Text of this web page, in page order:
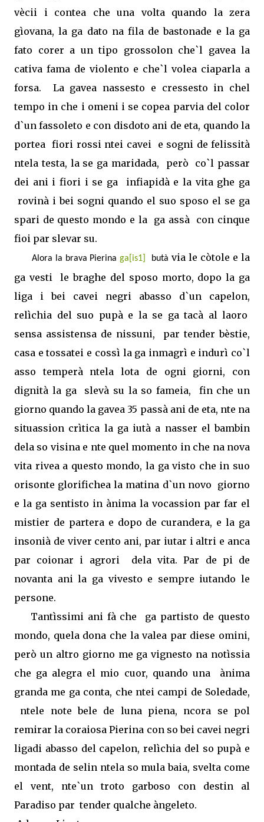
vècii i contea che una volta quando la zera
gìovana, la ga dato na fila de bastonade e la ga
fato corer a un tipo grossolon che`l gavea la
cativa fama de violento e che`l volea ciaparla a
forsa.
La gavea nassesto e cressesto in chel
tempo in che i omeni i se copea parvia del color
d`un fassoleto e con disdoto ani de eta, quando la
portea fiori rossi ntei cavei
e sogni de felissità
ntela testa, la se ga maridada,
però
co`l passar
dei ani i fiori i se ga
infiapidà e la vita ghe ga
rovinà i bei sogni quando el suo sposo el se ga
spari de questo mondo e la
ga assà
con cinque
fioi par slevar su.
Alora la brava Pierinaga [is1] butà via le còtole e la
ga vesti
le braghe del sposo morto, dopo la ga
liga i bei cavei negri abasso d`un capelon,
relìchia del suo pupà e la se ga tacà al laoro
sensa assistensa de nissuni,
par tender bèstie,
casa e tossatei e cossì la ga inmagrì e indurì co`l
asso temperà ntela lota de ogni giorni, con
dignità la ga
slevà su la so fameia,
fin che un
giorno quando la gavea 35 passà ani de eta, nte na
situassion crìtica la ga iutà a nasser el bambin
dela so visina e nte quel momento in che na nova
vita rivea a questo mondo, la ga visto che in suo
orisonte glorifichea la matina d`un novo giorno
e la ga sentisto in ànima la vocassion par far el
mistier de partera e dopo de curandera, e la ga
insonià de viver cento ani, par iutar i altri e anca
par coionar i agrori
dela vita. Par de pi de
novanta ani la ga vivesto e sempre iutando le
persone.
Tantìssimi ani fà che
ga partisto de questo
mondo, quela dona che la valea par diese omini,
però un altro giorno me ga vignesto na notìssia
che ga alegra el mio cuor, quando una
ànima
granda me ga conta, che ntei campi de Soledade,
ntele note bele de luna piena, ncora se pol
remirar la coraiosa Pierina con so bei cavei negri
ligadi abasso del capelon, relìchia del so pupà e
montada de selin ntela so mula baia, svelta come
el vent, nte`un troto garboso con destin al
Paradiso par tender qualche àngeleto.